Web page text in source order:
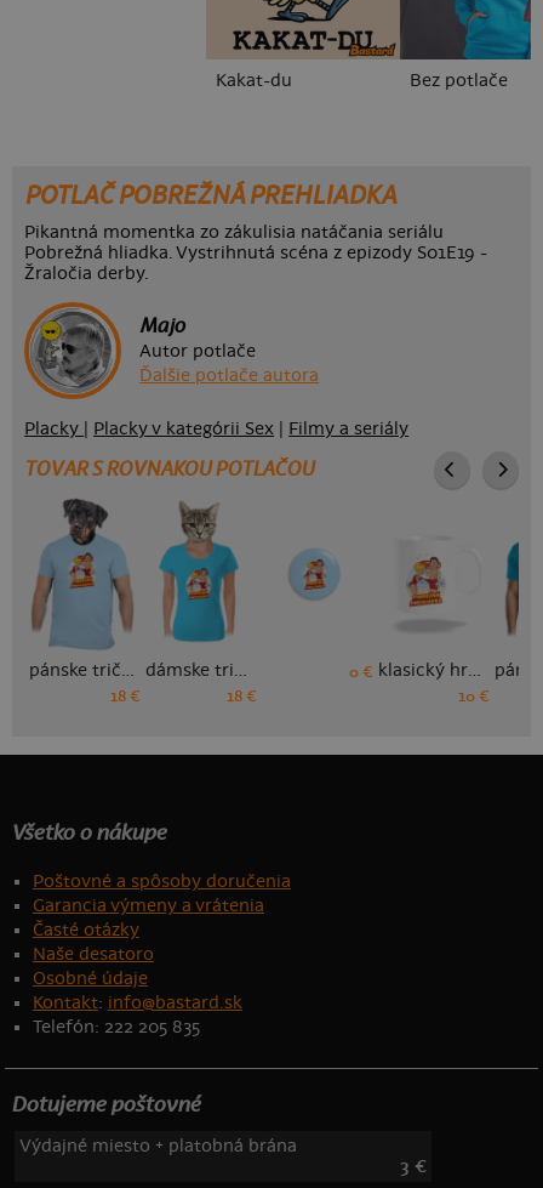
Kakat-du Bez potlače
POTLAČ POBREŽNÁ PREHLIADKA
Pikantná momentka zo zákulisia natáčania seriálu
Pobrežná hliadka. Vystrihnutá scéna z epizody S01E19 -
Žraločia derby.
Majo
Autor potlače
Ďalšie potlače autora
Placky Placky v kategórii Sex Filmy a seriály
TOVAR S ROVNAKOU POTLAČOU
pánske tričko
18 €
dámske tričko
18 €
0 € klasický hrnček
10 €
Všetko o nákupe
Poštovné a spôsoby doručenia
Garancia výmeny a vrátenia
Časté otázky
Naše desatoro
Osobné údaje
Kontakt: info@bastard.sk
Telefón: 222 205 835
Dotujeme poštovné
Výdajné miesto + platobná brána
3 €